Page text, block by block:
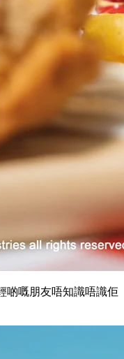
啲嘅朋友唔知識唔識佢